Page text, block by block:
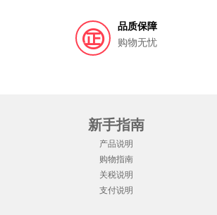
品质保障
购物无忧
新手指南
产品说明
购物指南
关税说明
支付说明